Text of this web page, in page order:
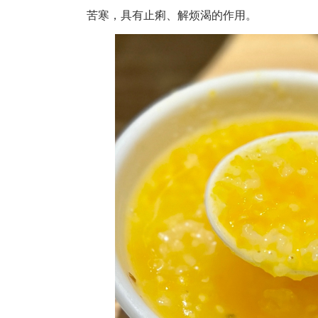
苦寒，具有止痢、解烦渴的作用。